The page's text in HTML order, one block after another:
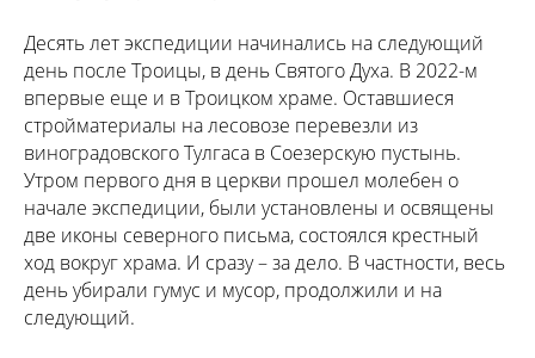
Десять лет экспедиции начинались на следующий
день после Троицы, в день Святого Духа. В 2022-м
впервые еще и в Троицком храме. Оставшиеся
стройматериалы на лесовозе перевезли из
виноградовского Тулгаса в Соезерскую пустынь.
Утром первого дня в церкви прошел молебен о
начале экспедиции, были установлены и освящены
две иконы северного письма, состоялся крестный
ход вокруг храма. И сразу – за дело. В частности, весь
день убирали гумус и мусор, продолжили и на
следующий.